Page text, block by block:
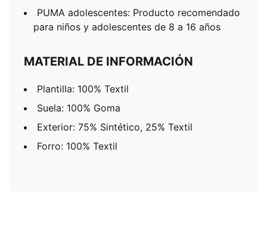
PUMA adolescentes: Producto recomendado
para niños y adolescentes de 8 a 16 años
MATERIAL DE INFORMACIÓN
Plantilla: 100% Textil
Suela: 100% Goma
Exterior: 75% Sintético, 25% Textil
Forro: 100% Textil